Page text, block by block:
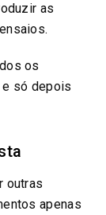
as
os
só depois
outras
apenas